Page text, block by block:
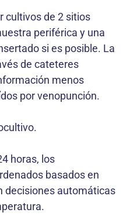
cultivos de 2 sitios
periférica y una
si es posible. La
de cateteres
menos
por venopunción.
horas, los
basados en
decisiones automáticas